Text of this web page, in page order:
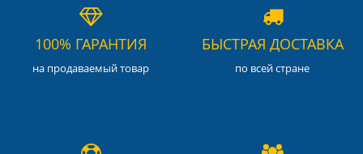
100% ГАРАНТИЯ
на продаваемый товар
БЫСТРАЯ ДОСТАВКА
по всей стране